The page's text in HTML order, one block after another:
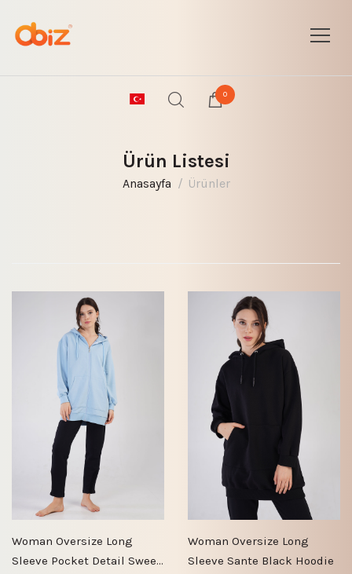
0
Ürün Listesi
Anasayfa Ürünler
Woman Oversize Long
Sleeve Pocket Detail Sweet
Woman Oversize Long
Sleeve Sante Black Hoodie